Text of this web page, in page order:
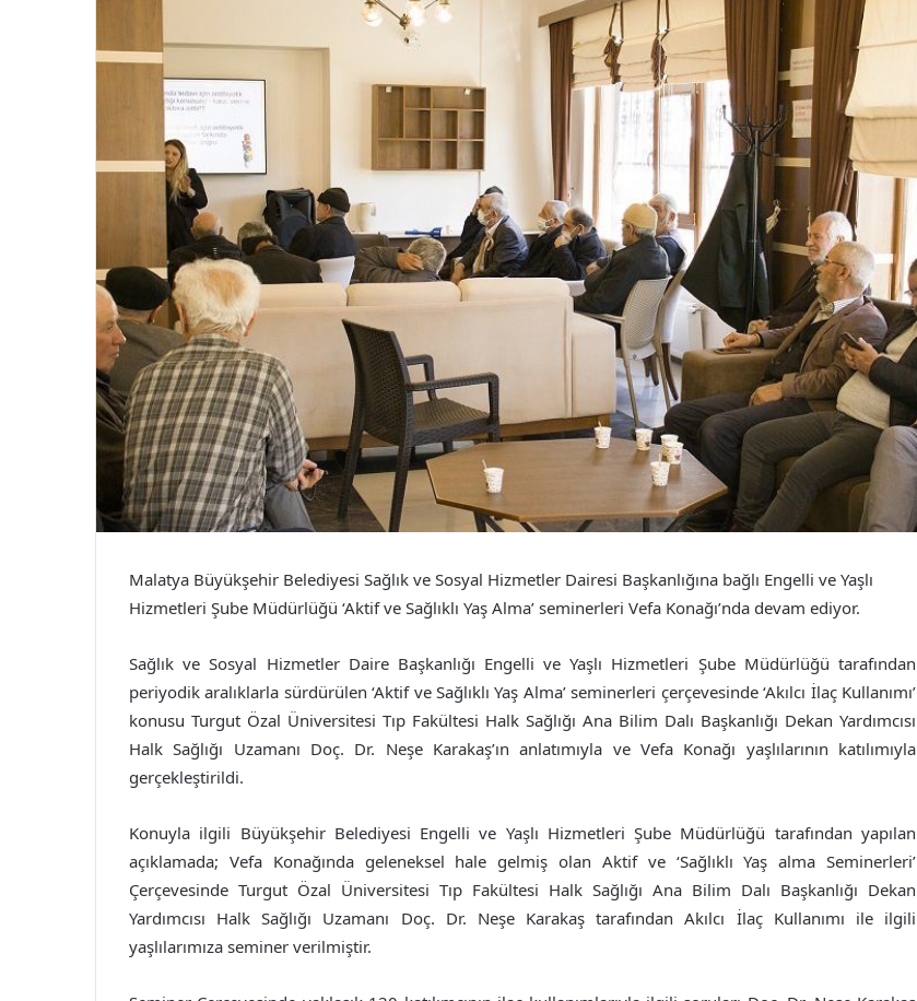
Malatya Büyükşehir Belediyesi Sağlık ve Sosyal Hizmetler Dairesi Başkanlığına bağlı Engelli ve Yaşlı
Hizmetleri Şube Müdürlüğü ‘Aktif ve Sağlıklı Yaş Alma’ seminerleri Vefa Konağı’nda devam ediyor.
Sağlık ve Sosyal Hizmetler Daire Başkanlığı Engelli ve Yaşlı Hizmetleri Şube Müdürlüğü tarafından
periyodik aralıklarla sürdürülen ‘Aktif ve Sağlıklı Yaş Alma’ seminerleri çerçevesinde ‘Akılcı İlaç Kullanımı’
konusu Turgut Özal Üniversitesi Tıp Fakültesi Halk Sağlığı Ana Bilim Dalı Başkanlığı Dekan Yardımcısı
Halk Sağlığı Uzamanı Doç. Dr. Neşe Karakaş’ın anlatımıyla ve Vefa Konağı yaşlılarının katılımıyla
gerçekleştirildi.
Konuyla ilgili Büyükşehir Belediyesi Engelli ve Yaşlı Hizmetleri Şube Müdürlüğü tarafından yapılan
açıklamada; Vefa Konağında geleneksel hale gelmiş olan Aktif ve ‘Sağlıklı Yaş alma Seminerleri’
Çerçevesinde Turgut Özal Üniversitesi Tıp Fakültesi Halk Sağlığı Ana Bilim Dalı Başkanlığı Dekan
Yardımcısı Halk Sağlığı Uzamanı Doç. Dr. Neşe Karakaş tarafından Akılcı İlaç Kullanımı ile ilgili
yaşlılarımıza seminer verilmiştir.